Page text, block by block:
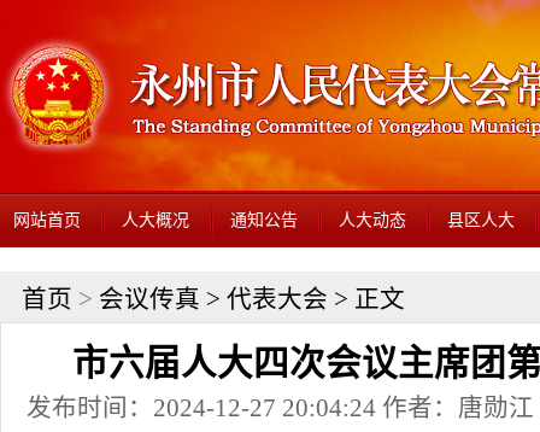
网站首页 人大概况 通知公告 人大动态 县区人大
首页 > 会议传真 > 代表大会 > 正文
市六届人大四次会议主席团
发布时间：2024-12-27 20:04:24 作者：唐勋